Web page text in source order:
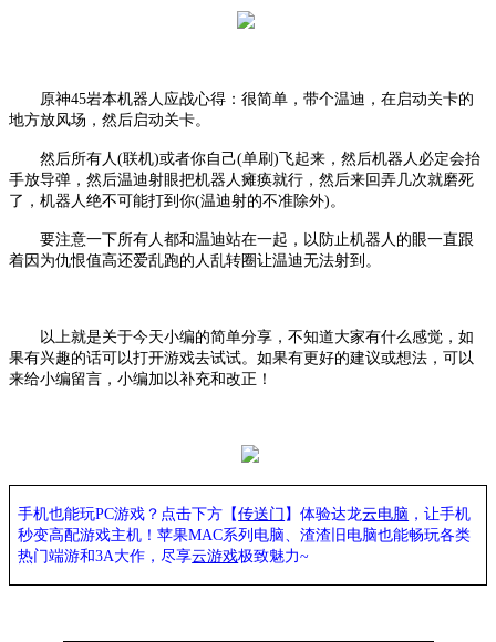
原神45岩本机器人应战心得：很简单，带个温迪，在启动关卡的
地方放风场，然后启动关卡。
然后所有人 (联机)或者你自己(单刷)飞起来，然后机器人必定会抬
手放导弹，然后温迪射眼把机器人瘫痪就行，然后来回弄几次就磨死
了，机器人绝不可能打到你(温迪射的不准除外)。
要注意一下所有人都和温迪站在一起，以防止机器人的眼一直跟
着因为仇恨值高还爱乱跑的人乱转圈让温迪无法射到。
以上就是关于今天小编的简单分享，不知道大家有什么感觉，如
果有兴趣的话可以打开游戏去试试。如果有更好的建议或想法，可以
来给小编留言，小编加以补充和改正！
手机也能玩PC游戏？点击下方【传送门 】体验达龙云电脑 ，让手机
秒变高配游戏主机 ！苹果MAC系列电脑、渣渣旧电脑也能畅玩各类
热门端游和3A大作， 尽享云游戏极致魅力~